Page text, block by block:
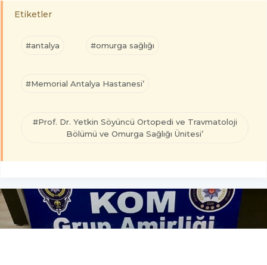
Etiketler
#antalya #omurga sağlığı
#Memorial Antalya Hastanesi’
#Prof. Dr. Yetkin Söyüncü Ortopedi ve Travmatoloji
Bölümü ve Omurga Sağlığı Ünitesi’